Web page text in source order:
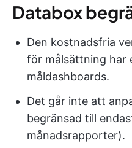
Databox
Den kostnadsfria
för målsättning har
måldashboards.
Det går inte att
begränsad till
månadsrapporter).